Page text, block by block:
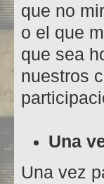
que no
o el que
que sea
nuestros
Una
Una vez